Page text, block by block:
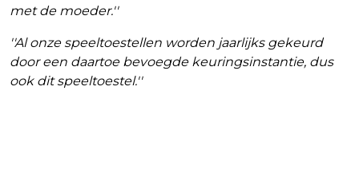
met de moeder.''
''Al onze speeltoestellen worden jaarlijks gekeurd
door een daartoe bevoegde keuringsinstantie, dus
ook dit speeltoestel.''